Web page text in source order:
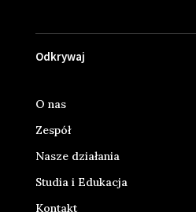
Odkrywaj
O nas
Zespół
Nasze działania
Studia i Edukacja
Kontakt